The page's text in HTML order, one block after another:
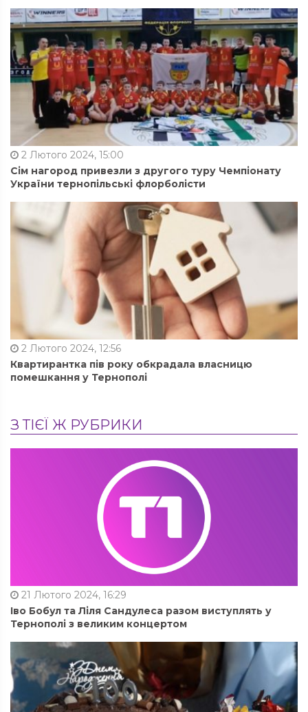
2 Лютого 2024, 15:00
Сім нагород привезли з другого туру Чемпіонату
України тернопільські флорболісти
2 Лютого 2024, 12:56
Квартирантка пів року обкрадала власницю
помешкання у Тернополі
З ТІЄЇ Ж РУБРИКИ
21 Лютого 2024, 16:29
Іво Бобул та Ліля Сандулеса разом виступлять у
Тернополі з великим концертом